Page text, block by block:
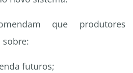
que produtores
sobre:
futuros;